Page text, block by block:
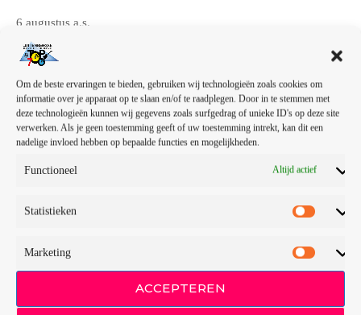
Om de beste ervaringen te bieden, gebruiken wij technologieën zoals cookies om
informatie over je apparaat op te slaan en/of te raadplegen. Door in te stemmen met
deze technologieën kunnen wij gegevens zoals surfgedrag of unieke ID's op deze site
verwerken. Als je geen toestemming geeft of uw toestemming intrekt, kan dit een
nadelige invloed hebben op bepaalde functies en mogelijkheden.
Functioneel Altijd actief
Statistieken
Marketing
ACCEPTEREN
6 augustus a.s.
Kom en zet nun doatum a vuste eem in oe agenda !!